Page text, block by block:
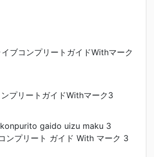
ブコンプリートガイドWithマーク
プリートガイドWithマーク3
gaido uizu maku 3
ンプリート ガイド With マーク 3